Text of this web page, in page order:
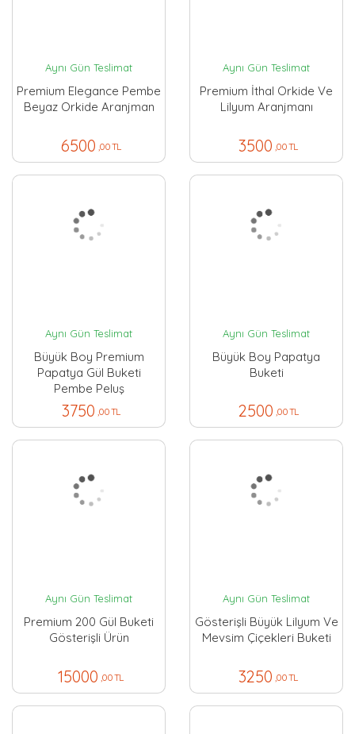
Aynı Gün Teslimat
Premium Elegance Pembe
Beyaz Orkide Aranjman
6500 ,00 TL
Aynı Gün Teslimat
Premium İthal Orkide Ve
Lilyum Aranjmanı
3500 ,00 TL
Aynı Gün Teslimat
Büyük Boy Premium
Papatya Gül Buketi
Pembe Peluş
3750 ,00 TL
Aynı Gün Teslimat
Büyük Boy Papatya
Buketi
2500 ,00 TL
Aynı Gün Teslimat
Premium 200 Gül Buketi
Gösterişli Ürün
15000 ,00 TL
Aynı Gün Teslimat
Gösterişli Büyük Lilyum Ve
Mevsim Çiçekleri Buketi
3250 ,00 TL